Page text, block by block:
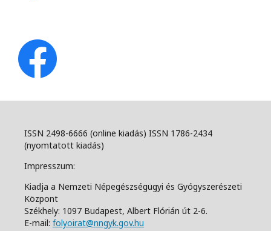
ISSN 2498-6666 (online kiadás) ISSN 1786-2434
(nyomtatott kiadás)
Impresszum:
Kiadja a Nemzeti Népegészségügyi és Gyógyszerészeti
Központ
Székhely: 1097 Budapest, Albert Flórián út 2-6.
E-mail: folyoirat@nngyk.gov.hu